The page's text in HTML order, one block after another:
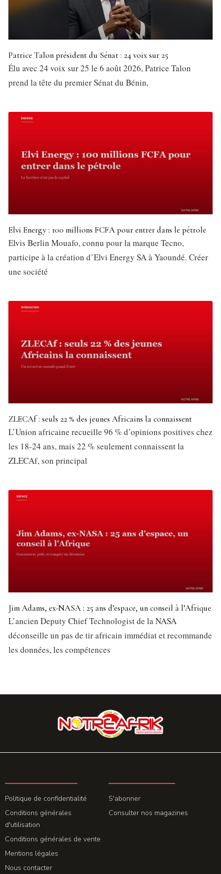
Patrice Talon président du Sénat : 24 voix sur 25
Élu avec 24 voix sur 25 le 6 août 2026, Patrice Talon
prend la tête du premier Sénat du Bénin,
Elvi Energy : 100 millions FCFA pour entrer dans le pétrole
Elvis Berlin Mouafo, connu pour la marque Tecno,
participe à la création d’Elvi Energy SA à Yaoundé. Créer
une société
ZLECAf : seuls 22 % des jeunes Africains la connaissent
L’Union africaine recueille 96 % d’opinions positives chez
les 18-24 ans, mais 22 % seulement connaissent la
ZLECAf, son principal
Jim Adams, ex-NASA : 25 ans d’espace, un conseil à l’Afrique
L’ancien Deputy Chief Technologist de la NASA
déconseille un pas de tir africain immédiat et recommande
les données, les compétences
Politique de confidentialité
Conditions générales
d'utilisation
Conditions générales de vente
Mentions légales
Nous contacter
S'abonner
Consulter nos magazines